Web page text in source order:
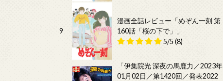
9
漫画全話レビュー「めぞん一刻 第
160話「桜の下で」」
5/5 (8)
「伊集院光 深夜の馬鹿力／2023年
01月02日／第1420回／発表2022